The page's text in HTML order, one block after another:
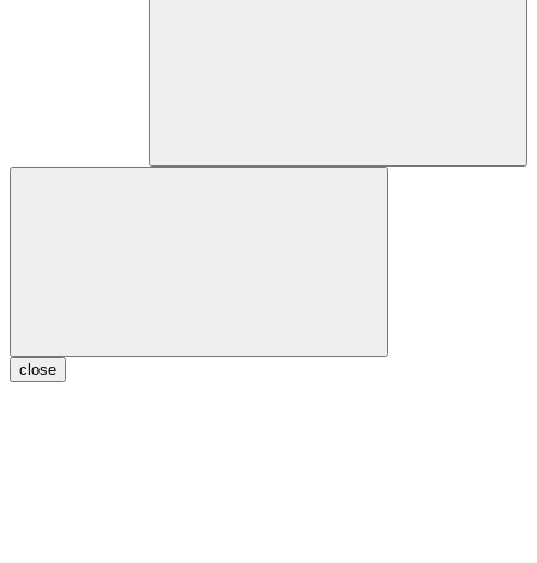
close